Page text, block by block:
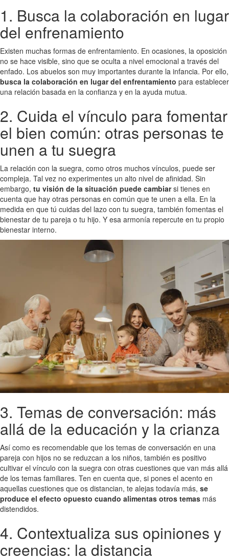
1. Busca la colaboración en lugar
del enfrenamiento
Existen muchas formas de enfrentamiento. En ocasiones, la oposición
no se hace visible, sino que se oculta a nivel emocional a través del
enfado. Los abuelos son muy importantes durante la infancia. Por ello,
busca la colaboración en lugar del enfrentamiento para establecer
una relación basada en la confianza y en la ayuda mutua.
2. Cuida el vínculo para fomentar
el bien común: otras personas te
unen a tu suegra
La relación con la suegra, como otros muchos vínculos, puede ser
compleja. Tal vez no experimentes un alto nivel de afinidad. Sin
embargo, tu visión de la situación puede cambiarsi tienes en
cuenta que hay otras personas en común que te unen a ella. En la
medida en que tú cuidas del lazo con tu suegra, también fomentas el
bienestar de tu pareja o tu hijo. Y esa armonía repercute en tu propio
bienestar interno.
3. Temas de conversación: más
allá de la educación y la crianza
Así como es recomendable que los temas de conversación en una
pareja con hijos no se reduzcan a los niños, también es positivo
cultivar el vínculo con la suegra con otras cuestiones que van más allá
de los temas familiares. Ten en cuenta que, si pones el acento en
aquellas cuestiones que os distancian, te alejas todavía más, se
produce el efecto opuesto cuando alimentas otros temas más
distendidos.
4. Contextualiza sus opiniones y
creencias: la distancia